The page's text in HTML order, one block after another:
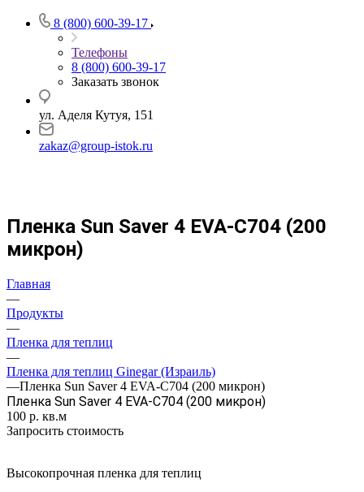
8 (800) 600-39-17
Телефоны
8 (800) 600-39-17
Заказать звонок
ул. Аделя Кутуя, 151
zakaz@group-istok.ru
Пленка Sun Saver 4 EVA-C704 (200
микрон)
Главная
—
Продукты
—
Пленка для теплиц
—
Пленка для теплиц Ginegar (Израиль)
—Пленка Sun Saver 4 EVA-C704 (200 микрон)
Пленка Sun Saver 4 EVA-C704 (200 микрон)
100 р. кв.м
Запросить стоимость
Высокопрочная пленка для теплиц